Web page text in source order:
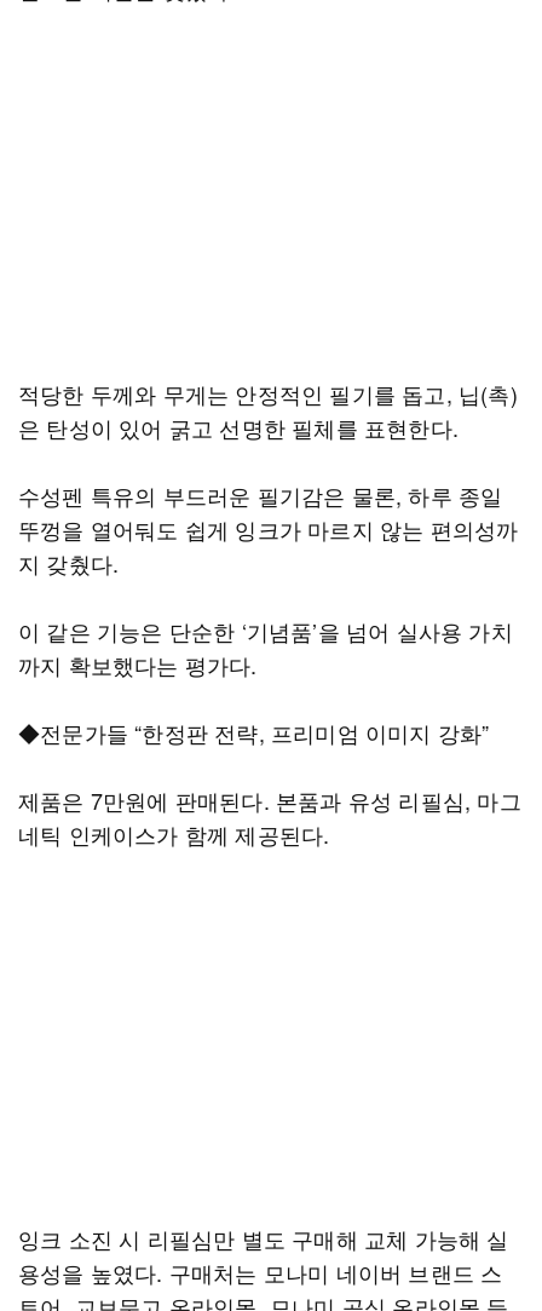
적당한 두께와 무게는 안정적인 필기를 돕고, 닙(촉)
은 탄성이 있어 굵고 선명한 필체를 표현한다.
수성펜 특유의 부드러운 필기감은 물론, 하루 종일
뚜껑을 열어둬도 쉽게 잉크가 마르지 않는 편의성까
지 갖췄다.
이 같은 기능은 단순한 ‘기념품’을 넘어 실사용 가치
까지 확보했다는 평가다.
◆전문가들 “한정판 전략, 프리미엄 이미지 강화”
제품은 7만원에 판매된다. 본품과 유성 리필심, 마그
네틱 인케이스가 함께 제공된다.
잉크 소진 시 리필심만 별도 구매해 교체 가능해 실
용성을 높였다. 구매처는 모나미 네이버 브랜드 스